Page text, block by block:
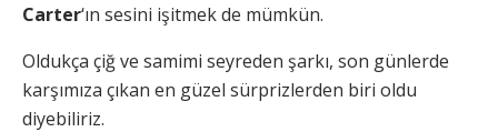
Carter‘ın sesini işitmek de mümkün.
Oldukça çiğ ve samimi seyreden şarkı, son günlerde
karşımıza çıkan en güzel sürprizlerden biri oldu
diyebiliriz.